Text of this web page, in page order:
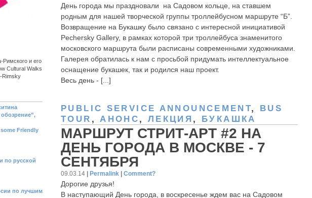
День города мы праздновали на Садовом кольце, на ставшем
родным для нашей творческой группы троллейбусном маршруте “Б”.
Возвращение на Букашку было связано с интересной инициативой
Pechersky Gallery, в рамках которой три троллейбуса знаменитого
московского маршрута были расписаны современными художниками.
Галерея обратилась к нам с просьбой придумать интеллектуальное
оснащение букашек, так и родился наш проект.
Весь день - [...]
PUBLIC SERVICE ANNOUNCEMENT, BUS
TOUR ,АНОНС , ЛЕКЦИЯ , БУКАШКА
МАРШРУТ СТРИТ-АРТ #2 НА
ДЕНЬ ГОРОДА В МОСКВЕ - 7
СЕНТЯБРЯ
09.03.14 Permalink Comment?
Дорогие друзья!
В наступающий День города, в воскресенье ждем вас на Садовом
Римского и его
Cultural Walks
Rimsky
Friendly
по русской
по лучшим